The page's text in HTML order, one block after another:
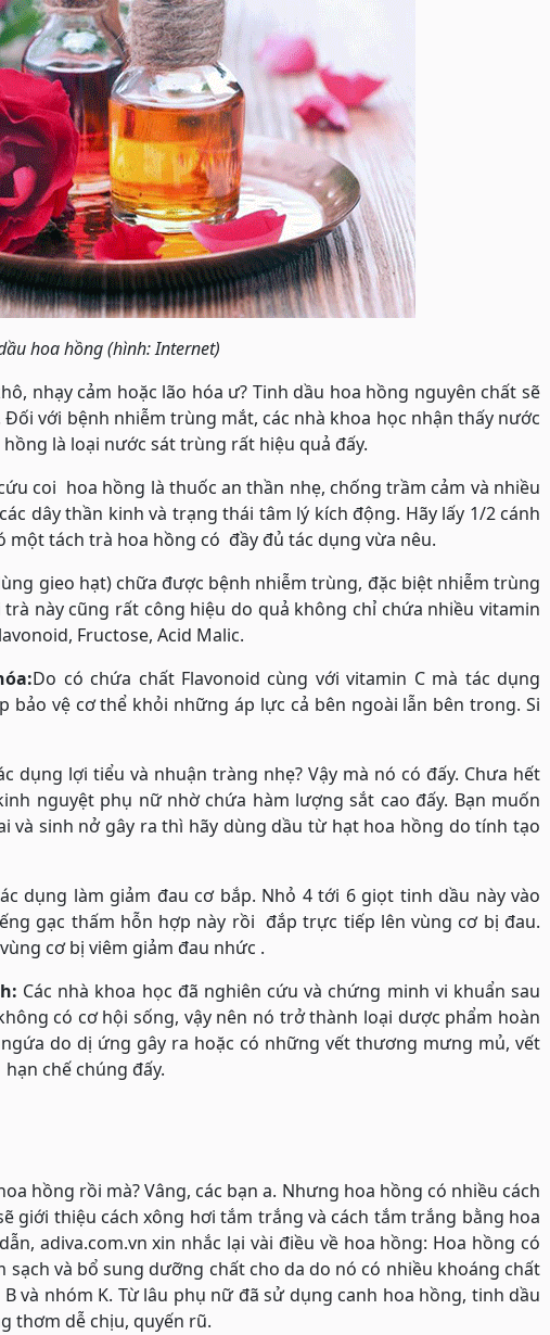
hoa hồng (hình: Internet)
nhạy cảm hoặc lão hóa ư? Tinh dầu hoa hồng nguyên chất sẽ
với bệnh nhiễm trùng mắt, các nhà khoa học nhận thấy nước
là loại nước sát trùng rất hiệu quả đấy.
coi hoa hồng là thuốc an thần nhẹ, chống trầm cảm và nhiều
dây thần kinh và trạng thái tâm lý kích động. Hãy lấy 1/2 cánh
một tách trà hoa hồng có đầy đủ tác dụng vừa nêu.
gieo hạt) chữa được bệnh nhiễm trùng, đặc biệt nhiễm trùng
này cũng rất công hiệu do quả không chỉ chứa nhiều vitamin
Fructose, Acid Malic.
Do có chứa chất Flavonoid cùng với vitamin C mà tác dụng
bảo vệ cơ thể khỏi những áp lực cả bên ngoài lẫn bên trong. Si
dụng lợi tiểu và nhuận tràng nhẹ? Vậy mà nó có đấy. Chưa hết
nguyệt phụ nữ nhờ chứa hàm lượng sắt cao đấy. Bạn muốn
và sinh nở gây ra thì hãy dùng dầu từ hạt hoa hồng do tính tạo
dụng làm giảm đau cơ bắp. Nhỏ 4 tới 6 giọt tinh dầu này vào
gạc thấm hỗn hợp này rồi đắp trực tiếp lên vùng cơ bị đau.
cơ bị viêm giảm đau nhức .
Các nhà khoa học đã nghiên cứu và chứng minh vi khuẩn sau
có cơ hội sống, vậy nên nó trở thành loại dược phẩm hoàn
do dị ứng gây ra hoặc có những vết thương mưng mủ, vết
chế chúng đấy.
hồng rồi mà? Vâng, các bạn a. Nhưng hoa hồng có nhiều cách
giới thiệu cách xông hơi tắm trắng và cách tắm trắng bằng hoa
adiva.com.vn xin nhắc lại vài điều về hoa hồng: Hoa hồng có
và bổ sung dưỡng chất cho da do nó có nhiều khoáng chất
và nhóm K. Từ lâu phụ nữ đã sử dụng canh hoa hồng, tinh dầu
thơm dễ chịu, quyến rũ.